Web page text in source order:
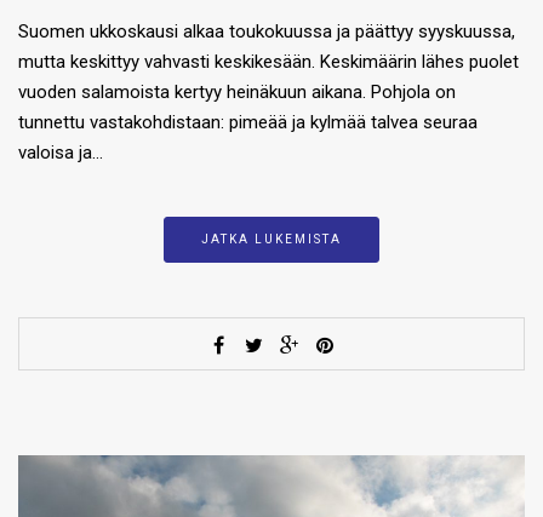
Suomen ukkoskausi alkaa toukokuussa ja päättyy syyskuussa,
mutta keskittyy vahvasti keskikesään. Keskimäärin lähes puolet
vuoden salamoista kertyy heinäkuun aikana. Pohjola on
tunnettu vastakohdistaan: pimeää ja kylmää talvea seuraa
valoisa ja…
JATKA LUKEMISTA